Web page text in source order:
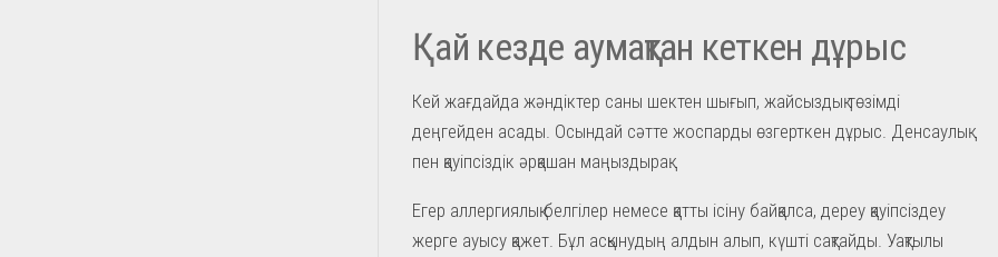
Қай кезде аумақтан кеткен дұрыс
Кей жағдайда жәндіктер саны шектен шығып, жайсыздық төзімді
деңгейден асады. Осындай сәтте жоспарды өзгерткен дұрыс. Денсаулық
пен қауіпсіздік әрқашан маңыздырақ.
Егер аллергиялық белгілер немесе қатты ісіну байқалса, дереу қауіпсіздеу
жерге ауысу қажет. Бұл асқынудың алдын алып, күшті сақтайды. Уақтылы